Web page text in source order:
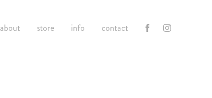
about store info contact